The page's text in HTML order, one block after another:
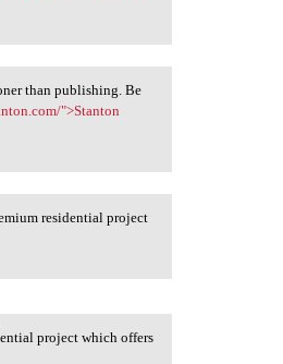
than publishing. Be
">Stanton
residential project
project which offers